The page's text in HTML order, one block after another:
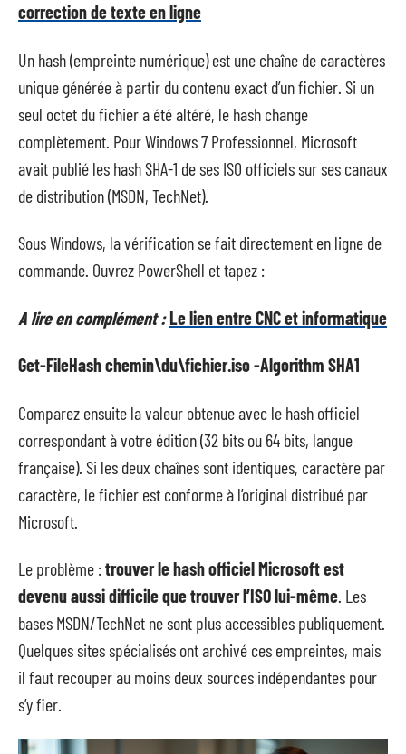
correction de texte en ligne
Un hash (empreinte numérique) est une chaîne de caractères
unique générée à partir du contenu exact d’un fichier. Si un
seul octet du fichier a été altéré, le hash change
complètement. Pour Windows 7 Professionnel, Microsoft
avait publié les hash SHA-1 de ses ISO officiels sur ses canaux
de distribution (MSDN, TechNet).
Sous Windows, la vérification se fait directement en ligne de
commande. Ouvrez PowerShell et tapez :
A lire en complément :Le lien entre CNC et informatique
Get-FileHash chemin\du\fichier.iso -Algorithm SHA1
Comparez ensuite la valeur obtenue avec le hash officiel
correspondant à votre édition (32 bits ou 64 bits, langue
française). Si les deux chaînes sont identiques, caractère par
caractère, le fichier est conforme à l’original distribué par
Microsoft.
Le problème :trouver le hash officiel Microsoft est
devenu aussi difficile que trouver l’ISO lui-même. Les
bases MSDN/TechNet ne sont plus accessibles publiquement.
Quelques sites spécialisés ont archivé ces empreintes, mais
il faut recouper au moins deux sources indépendantes pour
s’y fier.